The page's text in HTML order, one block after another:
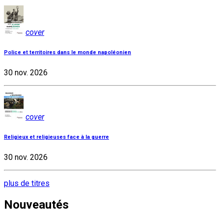
cover
Police et territoires dans le monde napoléonien
30 nov. 2026
cover
Religieux et religieuses face à la guerre
30 nov. 2026
plus de titres
Nouveautés